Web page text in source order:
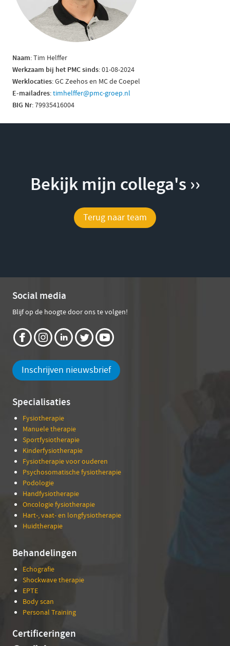
Naam: Tim Helffer
Werkzaam bij het PMC sinds: 01-08-2024
Werklocaties: GC Zeehos en MC de Coepel
E-mailadres:timhelffer@pmc-groep.nl
BIG Nr: 79935416004
Bekijk mijn collega's ››
Terug naar team
Social media
Blijf op de hoogte door ons te volgen!
Inschrijven nieuwsbrief
Specialisaties
Fysiotherapie
Manuele therapie
Sportfysiotherapie
Kinderfysiotherapie
Fysiotherapie voor ouderen
Psychosomatische fysiotherapie
Podologie
Handfysiotherapie
Oncologie fysiotherapie
Hart-, vaat- en longfysiotherapie
Huidtherapie
Behandelingen
Echografie
Shockwave therapie
EPTE
Body scan
Personal Training
Certificeringen